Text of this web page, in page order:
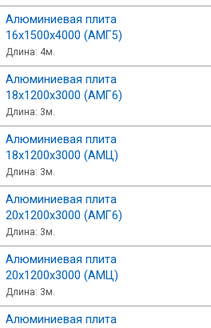
Алюминиевая плита
16х1500х4000 (АМГ5)
Длина: 4м.
Алюминиевая плита
18х1200х3000 (АМГ6)
Длина: 3м.
Алюминиевая плита
18х1200х3000 (АМЦ)
Длина: 3м.
Алюминиевая плита
20х1200х3000 (АМГ6)
Длина: 3м.
Алюминиевая плита
20х1200х3000 (АМЦ)
Длина: 3м.
Алюминиевая плита